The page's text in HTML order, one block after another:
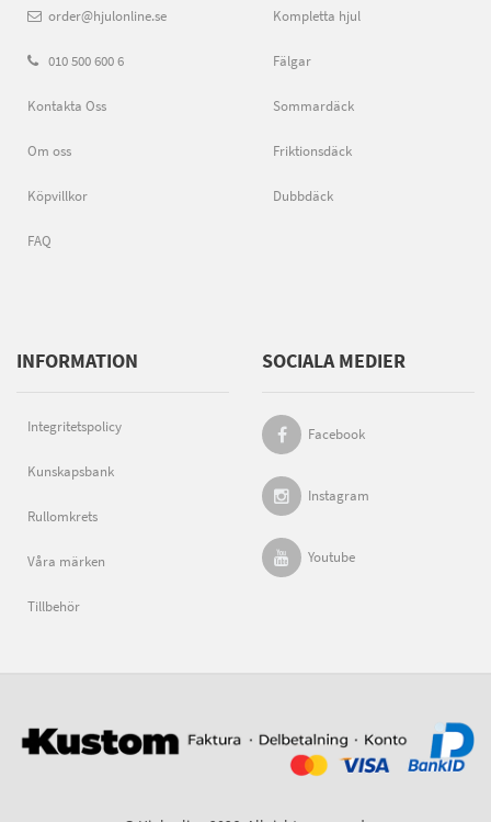
order@hjulonline.se
010 500 600 6
Kontakta Oss
Om oss
Köpvillkor
FAQ
Kompletta hjul
Fälgar
Sommardäck
Friktionsdäck
Dubbdäck
INFORMATION
Integritetspolicy
Kunskapsbank
Rullomkrets
Våra märken
Tillbehör
SOCIALA MEDIER
Facebook
Instagram
Youtube